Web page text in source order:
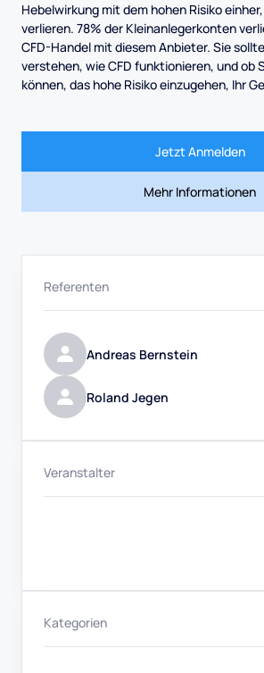
Hebelwirkung mit dem hohen Risiko
verlieren. 78% der Kleinanlegerkonten
CFD-Handel mit diesem Anbieter. Sie
verstehen, wie CFD funktionieren, und ob
können, das hohe Risiko einzugehen, Ihr
Jetzt Anmelden
Mehr Informationen
Referenten
Andreas Bernstein
Roland Jegen
Veranstalter
Kategorien